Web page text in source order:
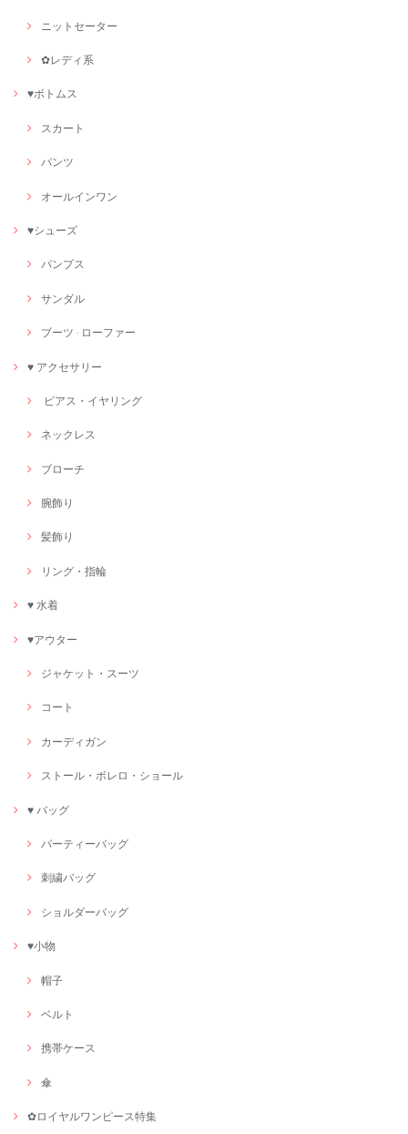
ニットセーター
✿レディ系
♥ボトムス
スカート
パンツ
オールインワン
♥シューズ
パンプス
サンダル
ブーツ · ローファー
♥ アクセサリー
ピアス・イヤリング
ネックレス
ブローチ
腕飾り
髪飾り
リング・指輪
♥ 水着
♥アウター
ジャケット・スーツ
コート
カーディガン
ストール・ボレロ・ショール
♥ バッグ
パーティーバッグ
刺繍バッグ
ショルダーバッグ
♥小物
帽子
ベルト
携帯ケース
傘
✿ロイヤルワンピース特集